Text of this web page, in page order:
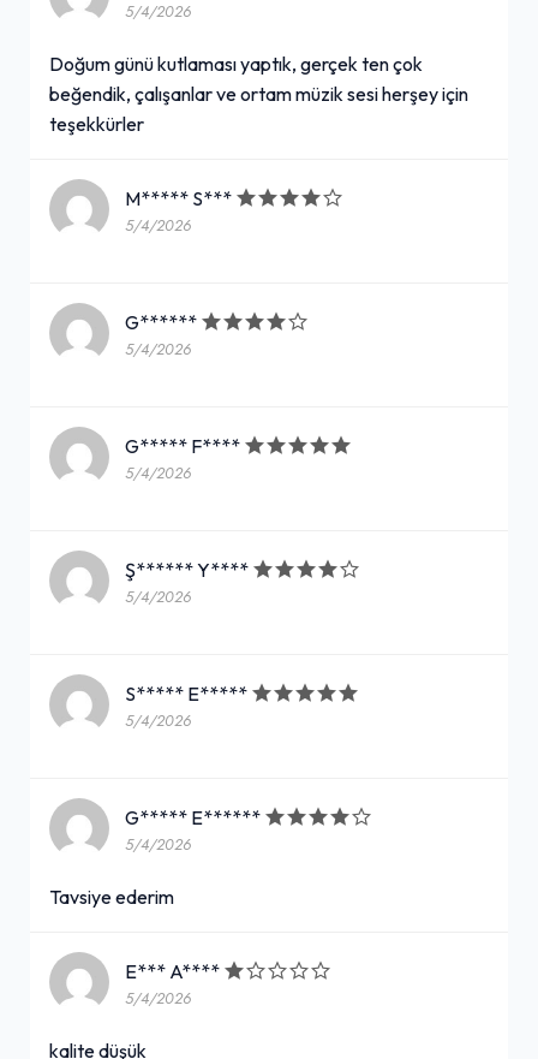
5/4/2026
Doğum günü kutlaması yaptık, gerçek ten çok
beğendik, çalışanlar ve ortam müzik sesi herşey için
teşekkürler
M***** S***
5/4/2026
G******
5/4/2026
G***** F****
5/4/2026
Ş****** Y****
5/4/2026
S***** E*****
5/4/2026
G***** E******
5/4/2026
Tavsiye ederim
E*** A****
5/4/2026
kalite düşük